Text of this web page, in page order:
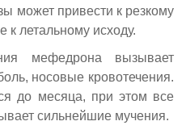
может привести к резкому
летальному исходу.
мефедрона вызывает
носовые кровотечения.
до месяца, при этом все
сильнейшие мучения.